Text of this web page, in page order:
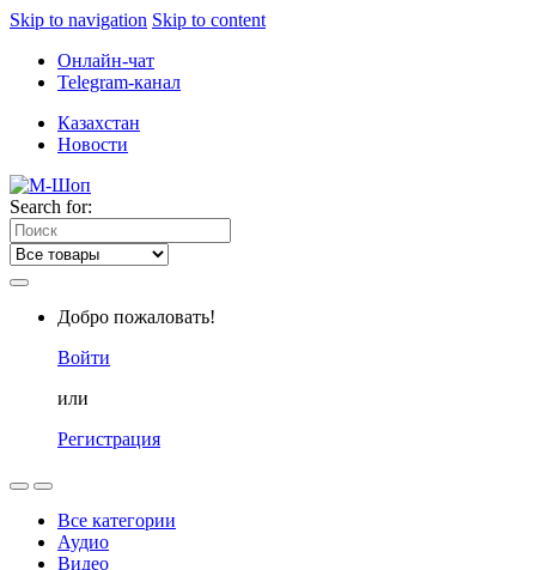
Skip to navigation Skip to content
Онлайн-чат
Telegram-канал
Казахстан
Новости
Search for:
Добро пожаловать!
Войти
или
Регистрация
Все категории
Аудио
Видео